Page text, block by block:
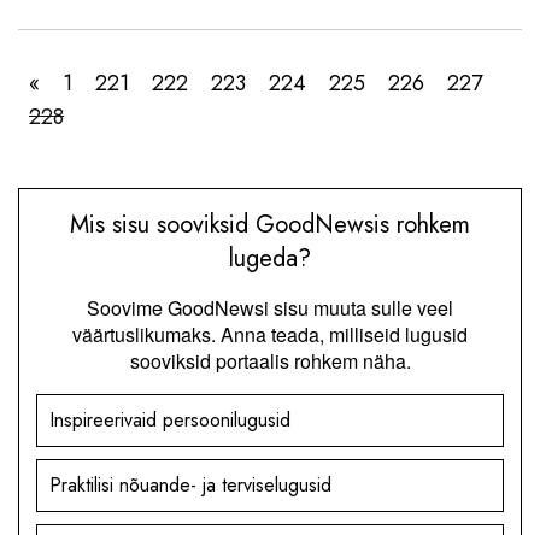
« 1 221 222 223 224 225 226
227
228
Mis sisu sooviksid GoodNewsis rohkem
lugeda?
Soovime GoodNewsi sisu muuta sulle veel
väärtuslikumaks. Anna teada, milliseid lugusid
sooviksid portaalis rohkem näha.
Inspireerivaid persoonilugusid
Praktilisi nõuande- ja terviselugusid